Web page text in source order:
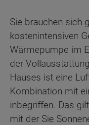
Sie brauchen sich
kostenintensiven
Wärmepumpe im
der
Hauses ist eine
Kombination mit
inbegriffen. Das
mit der Sie